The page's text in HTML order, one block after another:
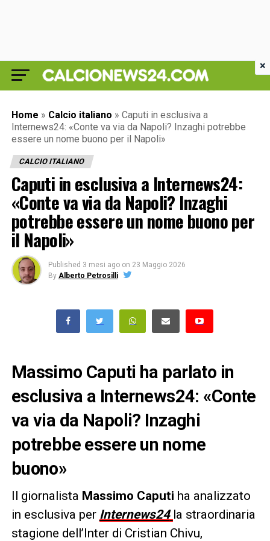
Home » Calcio italiano » Caputi in esclusiva a
Internews24: «Conte va via da Napoli? Inzaghi potrebbe
essere un nome buono per il Napoli»
CALCIO ITALIANO
Caputi in esclusiva a Internews24:
«Conte va via da Napoli? Inzaghi
potrebbe essere un nome buono per
il Napoli»
Published 3 mesi ago on 23 Maggio 2026
By Alberto Petrosilli
Massimo Caputi ha parlato in
esclusiva a Internews24: «Conte
va via da Napoli? Inzaghi
potrebbe essere un nome
buono»
Il giornalista Massimo Caputi ha analizzato
in esclusiva per Internews24 la straordinaria
stagione dell’Inter di Cristian Chivu,
×